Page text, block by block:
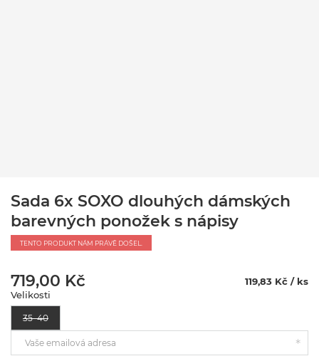
Sada 6x SOXO dlouhých dámských
barevných ponožek s nápisy
TENTO PRODUKT NÁM PRÁVĚ DOŠEL.
719,00 Kč
119,83 Kč / ks
Velikosti
35–40
Vaše emailová adresa